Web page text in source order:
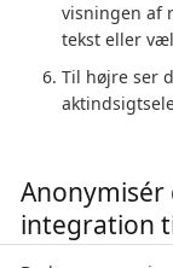
visningen af
tekst eller
Til højre ser
integration